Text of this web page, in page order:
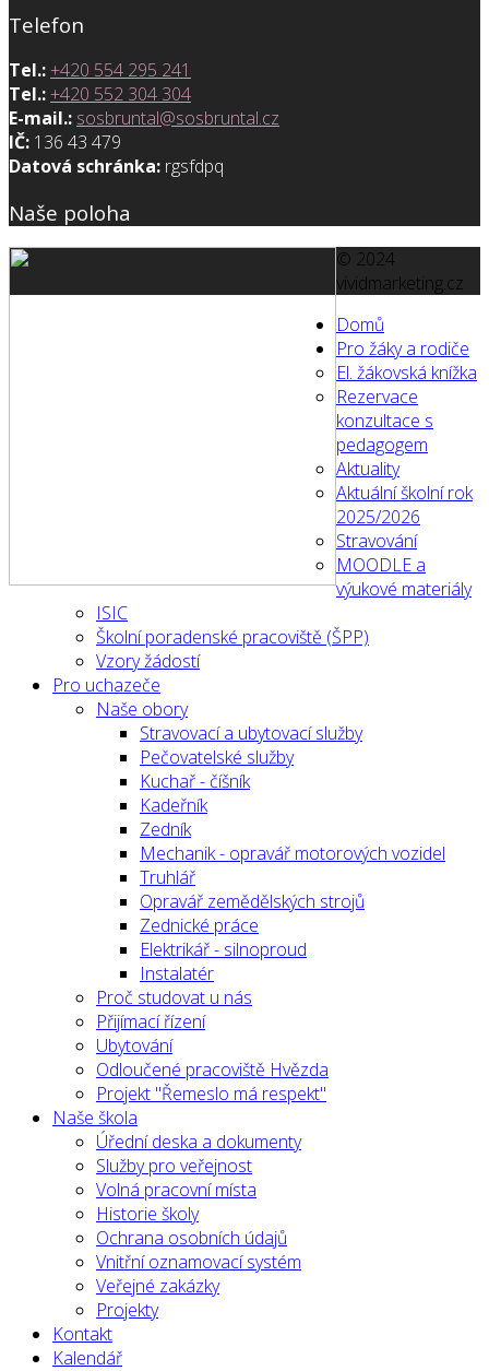
Telefon
Tel.:+420 554 295 241
Tel.:+420 552 304 304
E-mail.: sosbruntal@sosbruntal.cz
IČ: 136 43 479
Datová schránka: rgsfdpq
Naše poloha
© 2024
vividmarketing.cz
Domů
Pro žáky a rodiče
El. žákovská knížka
Rezervace
konzultace s
pedagogem
Aktuality
Aktuální školní rok
2025/2026
Stravování
MOODLE a
výukové materiály
ISIC
Školní poradenské pracoviště (ŠPP)
Vzory žádostí
Pro uchazeče
Naše obory
Stravovací a ubytovací služby
Pečovatelské služby
Kuchař - číšník
Kadeřník
Zedník
Mechanik - opravář motorových vozidel
Truhlář
Opravář zemědělských strojů
Zednické práce
Elektrikář - silnoproud
Instalatér
Proč studovat u nás
Přijímací řízení
Ubytování
Odloučené pracoviště Hvězda
Projekt "Řemeslo má respekt"
Naše škola
Úřední deska a dokumenty
Služby pro veřejnost
Volná pracovní místa
Historie školy
Ochrana osobních údajů
Vnitřní oznamovací systém
Veřejné zakázky
Projekty
Kontakt
Kalendář